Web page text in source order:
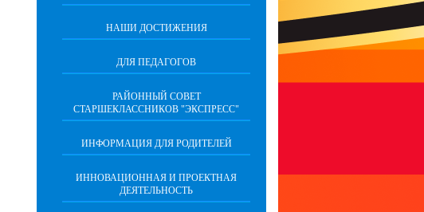
НАШИ ДОСТИЖЕНИЯ
ДЛЯ ПЕДАГОГОВ
РАЙОННЫЙ СОВЕТ
СТАРШЕКЛАССНИКОВ "ЭКСПРЕСС"
ИНФОРМАЦИЯ ДЛЯ РОДИТЕЛЕЙ
ИННОВАЦИОННАЯ И ПРОЕКТНАЯ
ДЕЯТЕЛЬНОСТЬ